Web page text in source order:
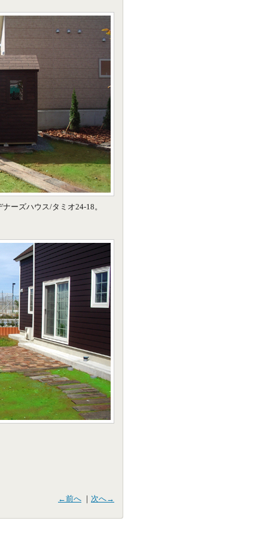
ーズハウス/タミオ24-18。
←前へ ｜ 次へ→